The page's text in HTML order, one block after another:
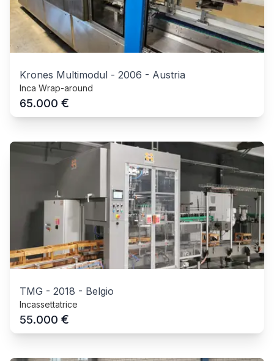
Krones Multimodul - 2006 - Austria
Inca Wrap-around
65.000 €
TMG - 2018 - Belgio
Incassettatrice
55.000 €